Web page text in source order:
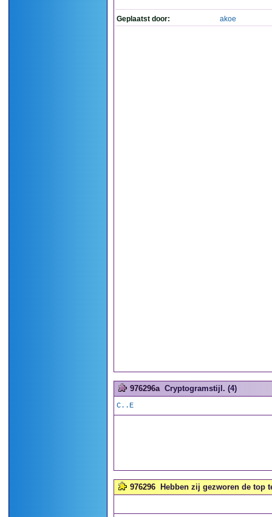
Geplaatst door: akoe
976296a Cryptogramstijl. (4)
C..E
976296 Hebben zij gezworen de top